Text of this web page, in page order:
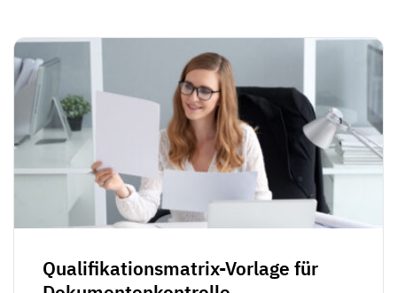
Qualifikationsmatrix-Vorlage für